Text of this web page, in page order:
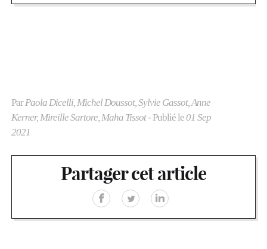
ParPaola Dicelli, Michel Doussot, Sylvie Gassot, Anne
Kerner, Mireille Sartore, Maha Tissot- Publié le01 Sep
2021
Partager cet article